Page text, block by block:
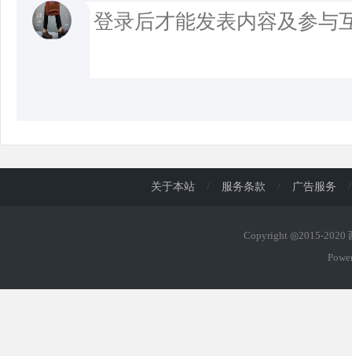
关于本站 / 服务条款 / 广告服务 /
Copyright ◎2015-2020